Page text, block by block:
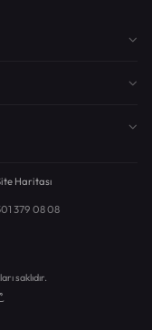
Haritası
379 08 08
saklıdır.